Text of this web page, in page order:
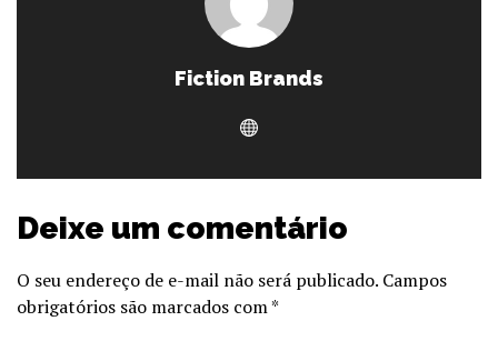
Fiction Brands
Deixe um comentário
O seu endereço de e-mail não será publicado. Campos
obrigatórios são marcados com*